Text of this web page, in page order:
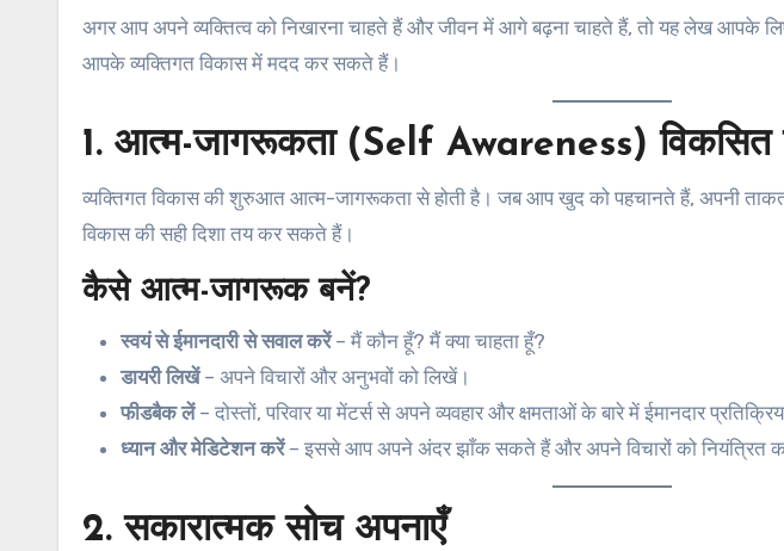
अगर आप अपने व्यक्तित्व को निखारना चाहते हैं और जीवन में आगे बढ़ना चाहते हैं, तो यह लेख आपके
आपके व्यक्तिगत विकास में मदद कर सकते हैं।
1. आत्म-जागरूकता (Self Awareness) विकसित
व्यक्तिगत विकास की शुरुआत आत्म-जागरूकता से होती है। जब आप खुद को पहचानते हैं, अपनी
विकास की सही दिशा तय कर सकते हैं।
कैसे आत्म-जागरूक बनें?
स्वयं से ईमानदारी से सवाल करें– मैं कौन हूँ? मैं क्या चाहता हूँ?
डायरी लिखें– अपने विचारों और अनुभवों को लिखें।
फीडबैक लें– दोस्तों, परिवार या मेंटर्स से अपने व्यवहार और क्षमताओं के बारे में ईमानदार
ध्यान और मेडिटेशन करें– इससे आप अपने अंदर झाँक सकते हैं और अपने विचारों को नियंत्रित
2. सकारात्मक सोच अपनाएँ